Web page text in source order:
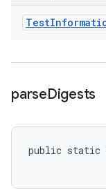
Test
parseDigests
public static